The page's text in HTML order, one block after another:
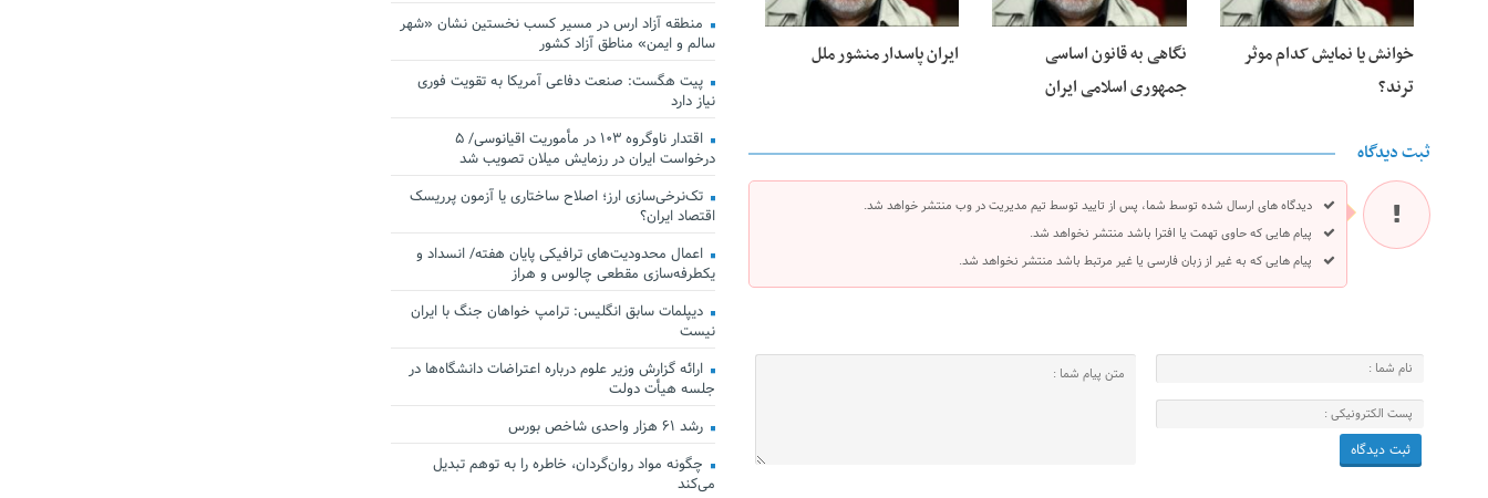
خوانش یا نمایش کدام موثر
ترند؟
نگاهی به قانون اساسی
جمهوری اسلامی ایران
ایران پاسدار منشور ملل
ثبت دیدگاه
دیدگاه های ارسال شده توسط شما، پس از تایید توسط تیم مدیریت در وب منتشر خواهد شد.
پیام هایی که حاوی تهمت یا افترا باشد منتشر نخواهد شد.
پیام هایی که به غیر از زبان فارسی یا غیر مرتبط باشد منتشر نخواهد شد.
منطقه آزاد ارس در مسیر کسب نخستین نشان «شهر
سالم و ایمن» مناطق آزاد کشور
پیت هگست: صنعت دفاعی آمریکا به تقویت فوری
نیاز دارد
اقتدار ناوگروه ۱۰۳ در مأموریت‌ اقیانوسی/ ۵
درخواست ایران در رزمایش میلان تصویب شد
تک‌نرخی‌سازی ارز؛ اصلاح ساختاری یا آزمون پرریسک
اقتصاد ایران؟
اعمال محدودیت‌های ترافیکی پایان هفته/ انسداد و
یکطرفه‌سازی مقطعی چالوس و هراز
دیپلمات سابق انگلیس:‌ ترامپ خواهان جنگ با ایران
نیست
ارائه گزارش وزیر علوم درباره اعتراضات دانشگاه‌ها در
جلسه هیأت دولت
رشد ۶۱ هزار واحدی شاخص بورس
چگونه مواد روان‌گردان، خاطره را به توهم تبدیل
می‌کند